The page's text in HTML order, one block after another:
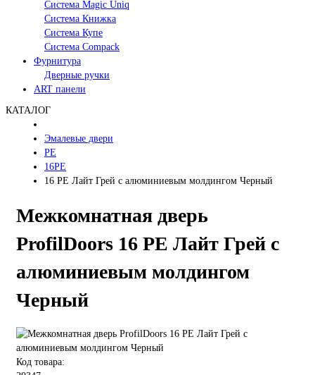
Система Magic Uniq
Система Книжка
Система Купе
Система Compack
Фурнитура
Дверные ручки
ART панели
КАТАЛОГ
Эмалевые двери
PE
16PE
16 PE Лайт Грей с алюминиевым молдингом Черный
Межкомнатная дверь
ProfilDoors 16 PE Лайт Грей с
алюминиевым молдингом
Черный
Код товара: